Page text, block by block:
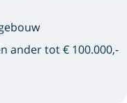
ander tot € 100.000,-